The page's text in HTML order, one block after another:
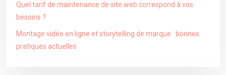
Quel tarif de maintenance de site web correspond à vos
besoins ?
Montage vidéo en ligne et storytelling de marque : bonnes
pratiques actuelles